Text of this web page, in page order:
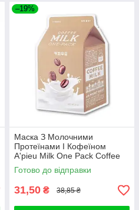
–19%
Маска З Молочними
Протеїнами І Кофеїном
A'pieu Milk One Pack Coffee
Milk
Готово до відправки
31,50 ₴ 38,85 ₴